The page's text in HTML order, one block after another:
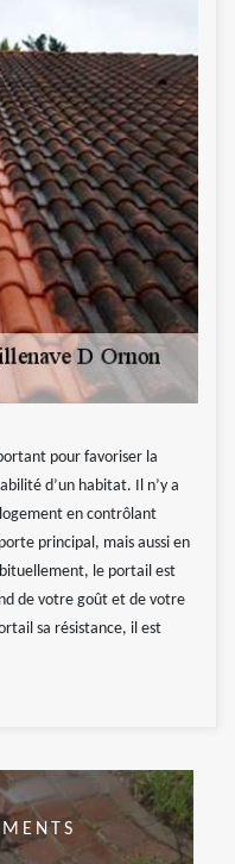
pour favoriser la
d’un habitat. Il n’y a
en contrôlant
principal, mais aussi en
le portail est
de votre goût et de votre
sa résistance, il est